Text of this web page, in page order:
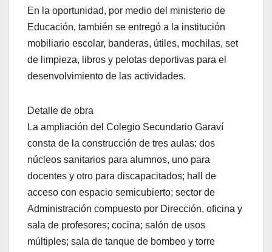
En la oportunidad, por medio del ministerio de
Educación, también se entregó a la institución
mobiliario escolar, banderas, útiles, mochilas, set
de limpieza, libros y pelotas deportivas para el
desenvolvimiento de las actividades.
Detalle de obra
La ampliación del Colegio Secundario Garaví
consta de la construcción de tres aulas; dos
núcleos sanitarios para alumnos, uno para
docentes y otro para discapacitados; hall de
acceso con espacio semicubierto; sector de
Administración compuesto por Dirección, oficina y
sala de profesores; cocina; salón de usos
múltiples; sala de tanque de bombeo y torre